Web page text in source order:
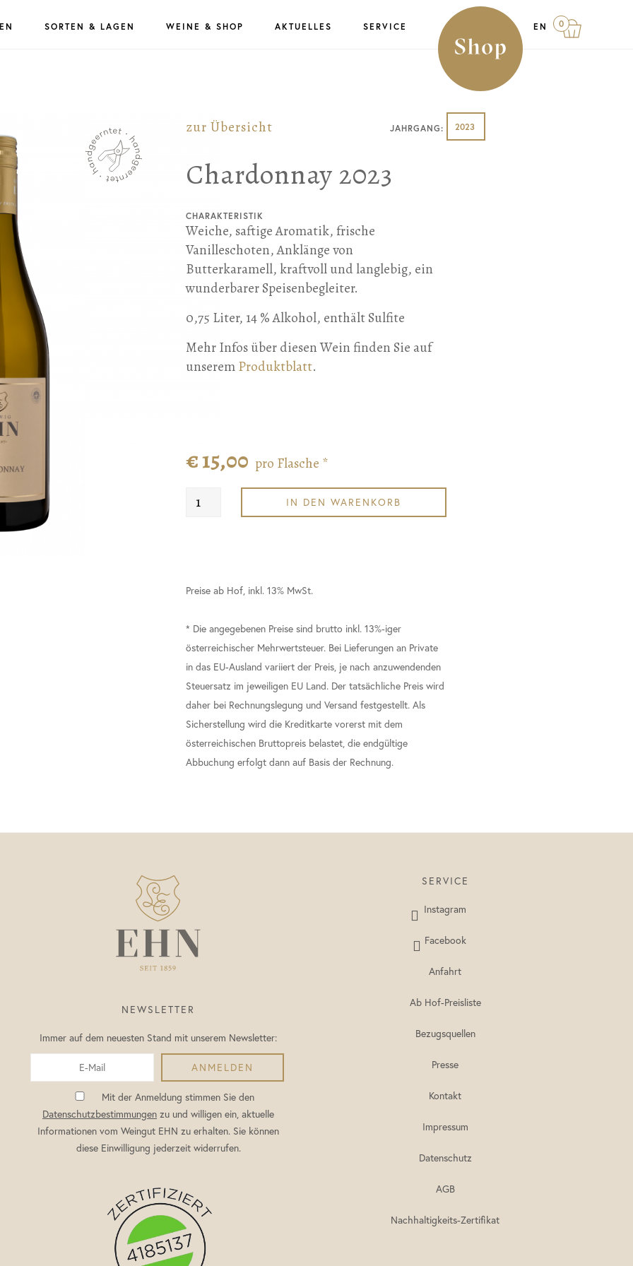
SORTEN & LAGEN WEINE & SHOP AKTUELLES SERVICE EN 0
zur Übersicht JAHRGANG: 2023
Chardonnay 2023
CHARAKTERISTIK
Weiche, saftige Aromatik, frische
Vanilleschoten, Anklänge von
Butterkaramell, kraftvoll und langlebig, ein
wunderbarer Speisenbegleiter.
0,75 Liter, 14 % Alkohol, enthält Sulfite
Mehr Infos über diesen Wein finden Sie auf
unseremProduktblatt.
€ 15,00 pro Flasche *
IN DEN WARENKORB
Preise ab Hof, inkl. 13% MwSt.
* Die angegebenen Preise sind brutto inkl. 13%-iger
österreichischer Mehrwertsteuer. Bei Lieferungen an Private
in das EU-Ausland variiert der Preis, je nach anzuwendenden
Steuersatz im jeweiligen EU Land. Der tatsächliche Preis wird
daher bei Rechnungslegung und Versand festgestellt. Als
Sicherstellung wird die Kreditkarte vorerst mit dem
österreichischen Bruttopreis belastet, die endgültige
Abbuchung erfolgt dann auf Basis der Rechnung.
NEWSLETTER
Immer auf dem neuesten Stand mit unserem Newsletter:
Mit der Anmeldung stimmen Sie den
Datenschutzbestimmungen zu und willigen ein, aktuelle
Informationen vom Weingut EHN zu erhalten. Sie können
diese Einwilligung jederzeit widerrufen.
SERVICE
Instagram
Facebook
Anfahrt
Ab Hof-Preisliste
Bezugsquellen
Presse
Kontakt
Impressum
Datenschutz
AGB
Nachhaltigkeits-Zertifikat